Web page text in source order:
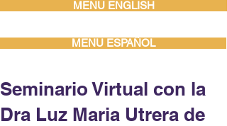
MENU ENGLISH
MENU ESPAÑOL
Seminario Virtual con la
Dra Luz Maria Utrera de